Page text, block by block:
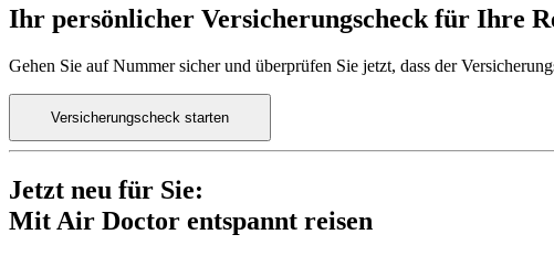
Ihr persönlicher Versicherungscheck für Ihre
Gehen Sie auf Nummer sicher und überprüfen Sie jetzt, dass der
Versicherungscheck starten
Jetzt neu für Sie:
Mit Air Doctor entspannt reisen